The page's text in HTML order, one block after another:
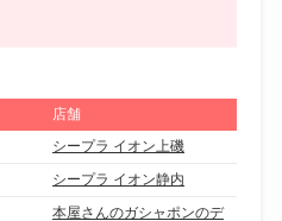
店舗
シープラ イオン上磯
シープラ イオン静内
本屋さんのガシャポンのデ